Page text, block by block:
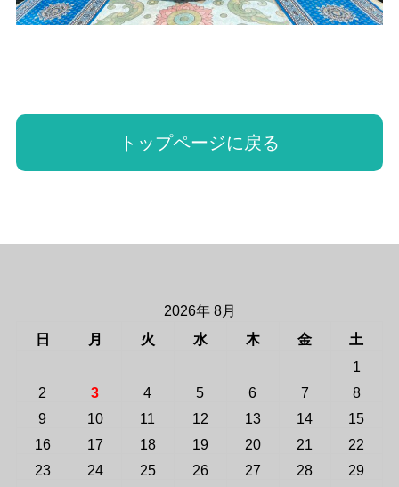
トップページに戻る
2026年 8月
日
月 火 水 木 金
土
1
2
3 4 5 6 7
8
9
10 11 12 13 14
15
16
17 18 19 20 21
22
23
24 25 26 27 28
29